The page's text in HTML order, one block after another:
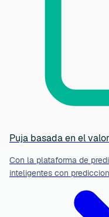
Puja basada en el
Con la plataforma de
inteligentes con